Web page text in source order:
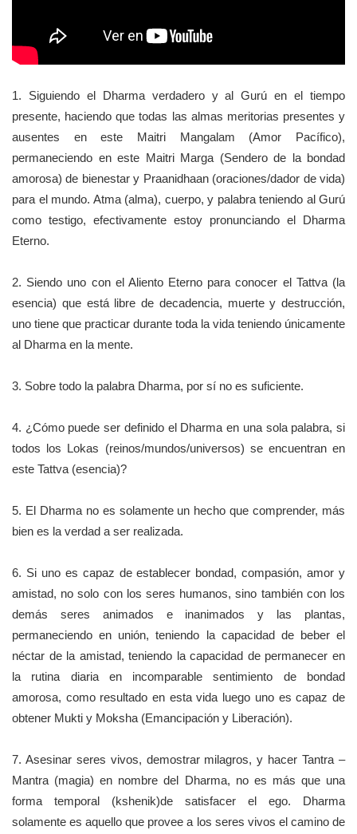
1. Siguiendo el Dharma verdadero y al Gurú en el tiempo
presente, haciendo que todas las almas meritorias presentes y
ausentes en este Maitri Mangalam (Amor Pacífico),
permaneciendo en este Maitri Marga (Sendero de la bondad
amorosa) de bienestar y Praanidhaan (oraciones/dador de vida)
para el mundo. Atma (alma), cuerpo, y palabra teniendo al Gurú
como testigo, efectivamente estoy pronunciando el Dharma
Eterno.
2. Siendo uno con el Aliento Eterno para conocer el Tattva (la
esencia) que está libre de decadencia, muerte y destrucción,
uno tiene que practicar durante toda la vida teniendo únicamente
al Dharma en la mente.
3. Sobre todo la palabra Dharma, por sí no es suficiente.
4. ¿Cómo puede ser definido el Dharma en una sola palabra, si
todos los Lokas (reinos/mundos/universos) se encuentran en
este Tattva (esencia)?
5. El Dharma no es solamente un hecho que comprender, más
bien es la verdad a ser realizada.
6. Si uno es capaz de establecer bondad, compasión, amor y
amistad, no solo con los seres humanos, sino también con los
demás seres animados e inanimados y las plantas,
permaneciendo en unión, teniendo la capacidad de beber el
néctar de la amistad, teniendo la capacidad de permanecer en
la rutina diaria en incomparable sentimiento de bondad
amorosa, como resultado en esta vida luego uno es capaz de
obtener Mukti y Moksha (Emancipación y Liberación).
7. Asesinar seres vivos, demostrar milagros, y hacer Tantra –
Mantra (magia) en nombre del Dharma, no es más que una
forma temporal (kshenik)de satisfacer el ego. Dharma
solamente es aquello que provee a los seres vivos el camino de